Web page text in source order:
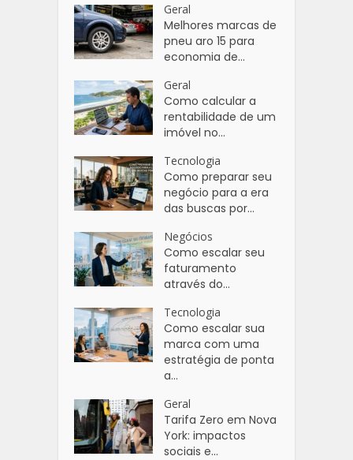
Geral
Melhores marcas de
pneu aro 15 para
economia de...
Geral
Como calcular a
rentabilidade de um
imóvel no...
Tecnologia
Como preparar seu
negócio para a era
das buscas por...
Negócios
Como escalar seu
faturamento
através do...
Tecnologia
Como escalar sua
marca com uma
estratégia de ponta
a...
Geral
Tarifa Zero em Nova
York: impactos
sociais e...